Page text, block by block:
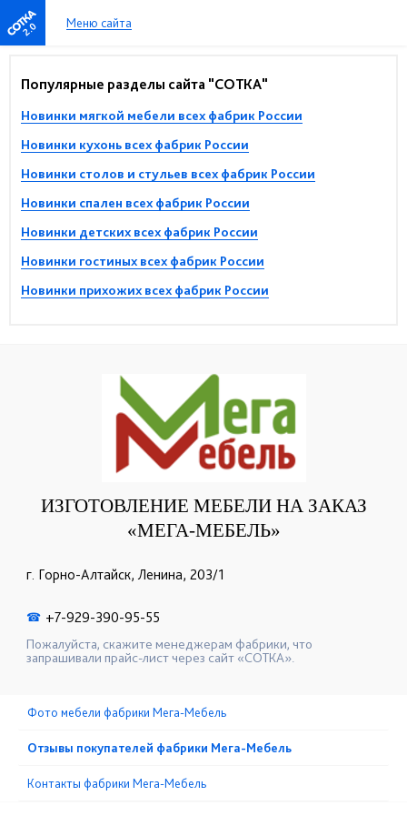
2.0 Меню сайта
Популярные разделы сайта "СОТКА"
Новинки мягкой мебели всех фабрик России
Новинки кухонь всех фабрик России
Новинки столов и стульев всех фабрик России
Новинки спален всех фабрик России
Новинки детских всех фабрик России
Новинки гостиных всех фабрик России
Новинки прихожих всех фабрик России
ИЗГОТОВЛЕНИЕ МЕБЕЛИ НА ЗАКАЗ
«МЕГА-МЕБЕЛЬ»
г. Горно-Алтайск, Ленина, 203/1
☎ +7-929-390-95-55
Пожалуйста, скажите менеджерам фабрики, что
запрашивали прайс-лист через сайт «СОТКА».
Фото мебели фабрики Мега-Мебель
Отзывы покупателей фабрики Мега-Мебель
Контакты фабрики Мега-Мебель